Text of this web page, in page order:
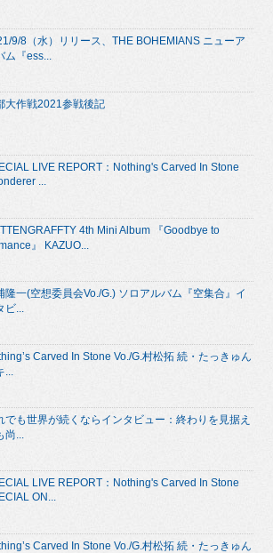
9/8（水）リリース、THE BOHEMIANS ニューア
ム『ess...
大作戦2021参戦後記
LIVE REPORT：Nothing's Carved In Stone
...
4th Mini Album 『Goodbye to
』 KAZUO...
隆一(空想委員会Vo./G.) ソロアルバム『空集合』イ
ビ...
Carved In Stone Vo./G.村松拓 続・たっきゅん
...
でも世界が続くならインタビュー：終わりを見据え
尚...
LIVE REPORT：Nothing's Carved In Stone
ON...
Carved In Stone Vo./G.村松拓 続・たっきゅん